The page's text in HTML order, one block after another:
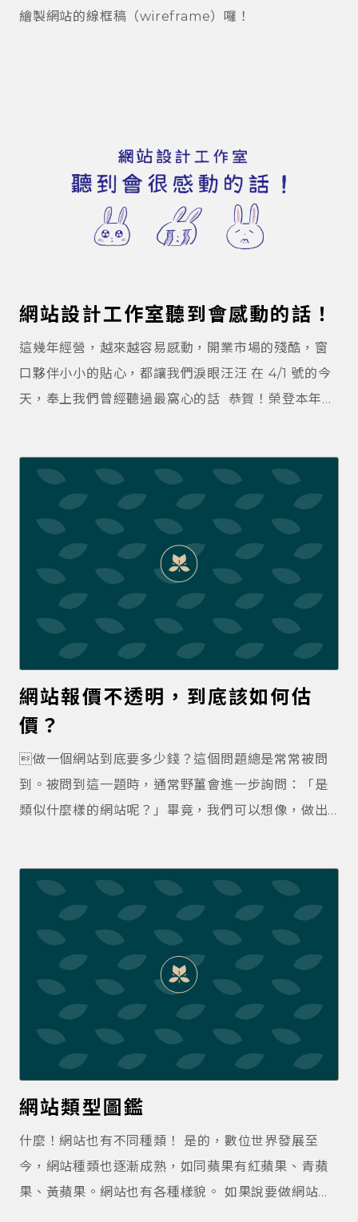
繪製網站的線框稿（wireframe）囉！
網站設計工作室聽到會感動的話！
這幾年經營，越來越容易感動，開業市場的殘酷，窗
口夥伴小小的貼心，都讓我們淚眼汪汪 在 4/1 號的今
天，奉上我們曾經聽過最窩心的話 恭賀！榮登本年度
週問一下檔期，我們也能提前為您安排人力喔 我們計
算基礎是時數，保證對客戶合理，就擔心對自己的肚
子不合理 QQ 網站設計訴求載入快，體驗好，考量工
程實作，版型會受制於電腦手機，變化不如平面設計
自由。曾經看過有廠商應業主要求，提供三款挑選，
結果只是紅綠藍顏色替換而已。所以，我們家都是走
細修下去方案，會先找參考圖給您，再往下細修～能
提出這點的窗口，都算是很有 sence! 聽到這句話，
可能現在有更好解決方法，先問一下，保證不吃虧～
最多客戶和我們這樣講 團隊合作中，保持心靈愉快，
也是很重要的喔！ 保持透明，隨時聯繫，兩大護法，
保佑專案成功 這是對工作室最大的讚賞，感謝過去推
薦的窗口夥伴
網站報價不透明，到底該如何估
價？
做一個網站到底要多少錢？這個問題總是常常被問
到。被問到這一題時，通常野薑會進一步詢問：「是
類似什麼樣的網站呢？」畢竟，我們可以想像，做出
差異甚距。
網站類型圖鑑
什麼！網站也有不同種類！ 是的，數位世界發展至
今，網站種類也逐漸成熟，如同蘋果有紅蘋果、青蘋
果、黃蘋果。網站也有各種樣貌。 如果說要做網站的